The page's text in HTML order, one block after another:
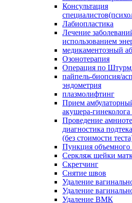
Консультация
Лабиопластика
Лечение
использованием
медикаментозный
Озонотерапия
Операция по
пайпель-биопсия/
эндометрия
плазмолифтинг
Прием
акушера-
Проведение
диагностика
(без стоимости
Пункция объемного
Серкляж шейки
Скретчинг
Снятие швов
Удаление
Удаление
Удаление ВМК